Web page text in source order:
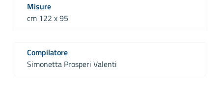
Misure
cm 122 x 95
Compilatore
Simonetta Prosperi Valenti